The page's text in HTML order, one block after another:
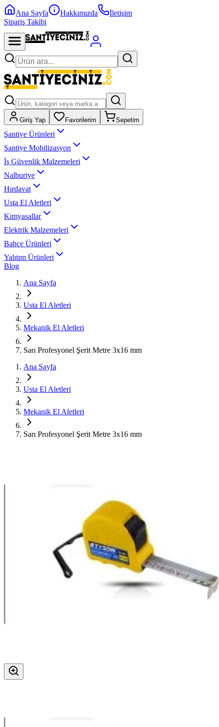
Ana Sayfa Hakkımızda
İletişim
Sipariş Takibi
Giriş Yap Favorilerim Sepetim
Şantiye Ürünleri
Şantiye Mobilizasyon
İş Güvenlik Malzemeleri
Nalburiye
Hırdavat
Usta El Aletleri
Kimyasallar
Elektrik Malzemeleri
Bahçe Ürünleri
Yalıtım Ürünleri
Blog
Ana Sayfa
Usta El Aletleri
Mekanik El Aletleri
Sarı Profesyonel Şerit Metre 3x16 mm
Ana Sayfa
Usta El Aletleri
Mekanik El Aletleri
Sarı Profesyonel Şerit Metre 3x16 mm